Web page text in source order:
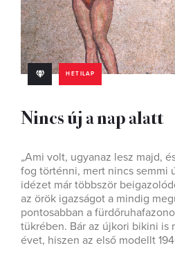
HETILAP
Nincs új a nap alatt
„Ami volt, ugyanaz lesz majd,
fog történni, mert nincs semmi
idézet már többször
az örök igazságot a mindig
pontosabban a
tükrében. Bár az újkori bikini is
évet, hiszen az első modellt